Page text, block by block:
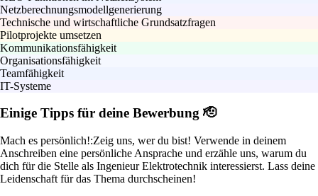
Netzberechnungsmodellgenerierung
Technische und wirtschaftliche Grundsatzfragen
Pilotprojekte umsetzen
Kommunikationsfähigkeit
Organisationsfähigkeit
Teamfähigkeit
IT-Systeme
Einige Tipps für deine Bewerbung 🫡
Mach es persönlich!:Zeig uns, wer du bist! Verwende in deinem
Anschreiben eine persönliche Ansprache und erzähle uns, warum du
dich für die Stelle als Ingenieur Elektrotechnik interessierst. Lass deine
Leidenschaft für das Thema durchscheinen!